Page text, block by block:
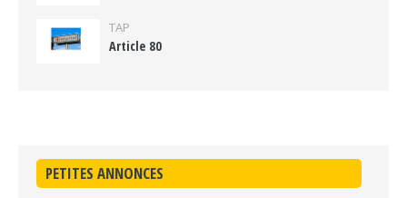
TAP
Article 80
PETITES ANNONCES